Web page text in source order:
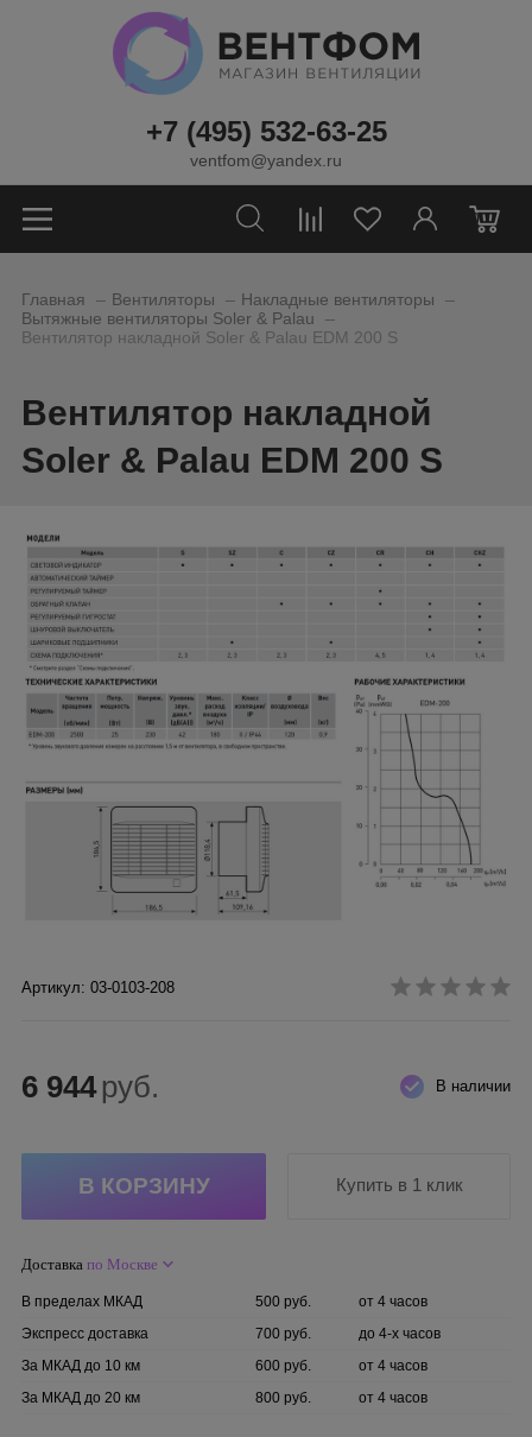
+7 (495) 532-63-25
ventfom@yandex.ru
0
Главная Вентиляторы Накладные вентиляторы
Вытяжные вентиляторы Soler & Palau _
Вентилятор накладной Soler & Palau EDM 200 S
Вентилятор накладной
Soler & Palau EDM 200 S
Артикул: 03-0103-208
В наличии
6 944 руб.
Купить в 1 клик
Доставка по Москве
В пределах МКАД 500 руб.
от 4 часов
Экспресс доставка
700 руб.
до 4-х часов
За МКАД до 10 км
600 руб.
от 4 часов
За МКАД до 20 км
800 руб. от 4 часов